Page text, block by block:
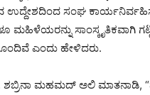
ಉದ್ದೇಶದಿಂದ ಸಂಘ
ಮಹಿಳೆಯರನ್ನು ಸಾಂಸ್ಕೃತಿಕವಾಗಿ
ಎಂದು ಹೇಳಿದರು.
ಶಬ್ರಿನಾ ಮಹಮದ್ ಅಲಿ